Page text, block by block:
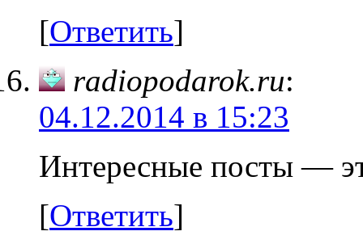
[Ответить]
radiopodarok.ru:
04.12.2014 в 15:23
Интересные посты —
[Ответить]